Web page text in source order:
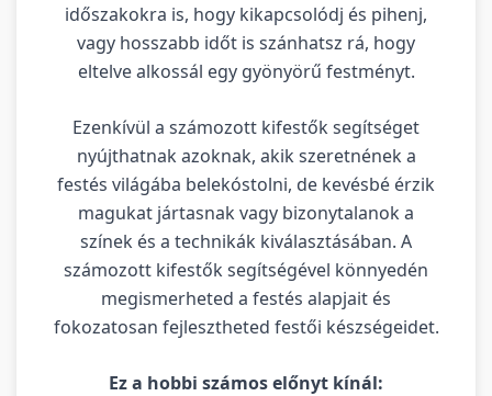
időszakokra is, hogy kikapcsolódj és pihenj,
vagy hosszabb időt is szánhatsz rá, hogy
eltelve alkossál egy gyönyörű festményt.
Ezenkívül a számozott kifestők segítséget
nyújthatnak azoknak, akik szeretnének a
festés világába belekóstolni, de kevésbé érzik
magukat jártasnak vagy bizonytalanok a
színek és a technikák kiválasztásában. A
számozott kifestők segítségével könnyedén
megismerheted a festés alapjait és
fokozatosan fejlesztheted festői készségeidet.
Ez a hobbi számos előnyt kínál: